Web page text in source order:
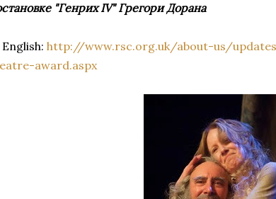
"Генрих IV" Грегори Дорана
http://www.rsc.org.uk/about-us/
award.aspx